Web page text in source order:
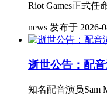
Riot Games正式任
news 发布于 2026-
逝世公告：配
知名配音演员Sam